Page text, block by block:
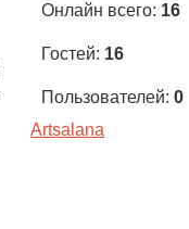
Онлайн всего: 16
Гостей: 16
Пользователей: 0
Artsalana